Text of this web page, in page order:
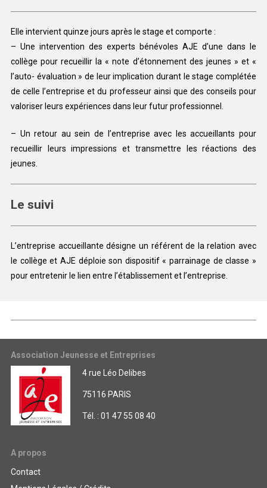
Elle intervient quinze jours après le stage et comporte :
– Une intervention des experts bénévoles AJE d’une dans le
collège pour recueillir la « note d’étonnement des jeunes » et «
l’auto- évaluation » de leur implication durant le stage complétée
de celle l’entreprise et du professeur ainsi que des conseils pour
valoriser leurs expériences dans leur futur professionnel.
– Un retour au sein de l’entreprise avec les accueillants pour
recueillir leurs impressions et transmettre les réactions des
jeunes.
Le suivi
L’entreprise accueillante désigne un référent de la relation avec
le collège et AJE déploie son dispositif « parrainage de classe »
pour entretenir le lien entre l’établissement et l’entreprise.
Association Jeunesse et Entreprises
4 rue Léo Delibes
75116 PARIS
Tél. : 01 47 55 08 40
A propos
Contact